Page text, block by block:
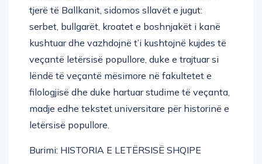
tjerë të Ballkanit, sidomos sllavët e jugut:
serbet, bullgarët, kroatet e boshnjakët i kanë
kushtuar dhe vazhdojnë t’i kushtojnë kujdes të
veçantë letërsisë popullore, duke e trajtuar si
lëndë të veçantë mësimore në fakultetet e
filologjisë dhe duke hartuar studime të veçanta,
madje edhe tekstet universitare për historinë e
letërsisë popullore.
Burimi: HISTORIA E LETËRSISË SHQIPE